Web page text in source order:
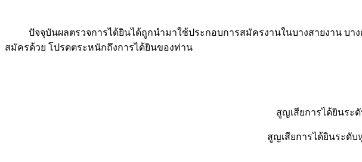
ปัจจุบันผลตรวจการได้ยินได้ถูกนำมาใช้ประกอบการสมัครงานในบางสายงาน บ
สมัครด้วย โปรดตระหนักถึงการได้ยินของท่าน
สูญเสียการได้ยินระ
สูญเสียการได้ยินระดั